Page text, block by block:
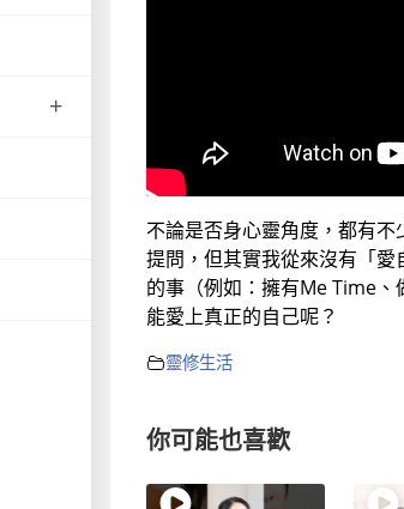
不論是否身心靈角度，都有
提問，但其實我從來沒有「
的事（例如：擁有Me Time
能愛上真正的自己呢？
靈修生活
你可能也喜歡